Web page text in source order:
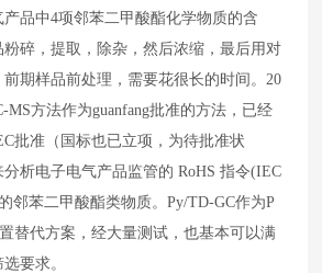
产品中4项邻苯二甲酸酯化学物质的含
碎，提取，除杂，然后浓缩，最后用对
期样品前处理，需要花很长的时间。 20
MS方法作为guanfang批准的方法，已经
批准（国标也已立项，为待批准状
分析电子电气产品监管的RoHS指令(IEC
邻苯二甲酸酯类物质。Py/TD-GC作为P
替代方案，经大量测试，也基本可以满
要求。